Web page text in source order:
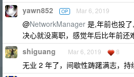
yawn852 OP Mar 6, 2019
@NetworkManager 是,年前也投
决心就没离职，感觉年后比年前还
shiguang Mar 6, 2019 8
无业 2 年了，间歇性踌躇满志，持